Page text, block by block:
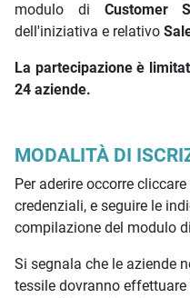
modulo di Customer
dell'iniziativa e relativo
La partecipazione è
24 aziende.
MODALITÀ DI
Per aderire occorre
credenziali, e seguire le
compilazione del modulo
Si segnala che le aziende
tessile dovranno